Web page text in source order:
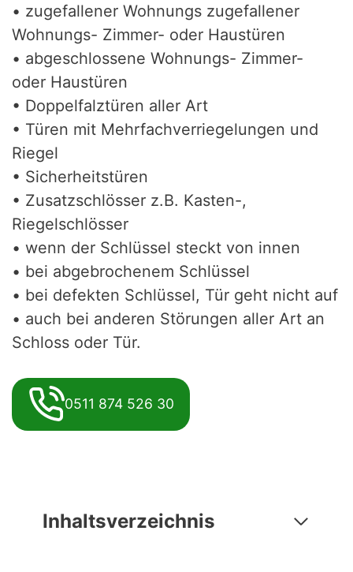
• zugefallener Wohnungs zugefallener
Wohnungs- Zimmer- oder Haustüren
• abgeschlossene Wohnungs- Zimmer-
oder Haustüren
• Doppelfalztüren aller Art
• Türen mit Mehrfachverriegelungen und
Riegel
• Sicherheitstüren
• Zusatzschlösser z.B. Kasten-,
Riegelschlösser
• wenn der Schlüssel steckt von innen
• bei abgebrochenem Schlüssel
• bei defekten Schlüssel, Tür geht nicht auf
• auch bei anderen Störungen aller Art an
Schloss oder Tür.
0511 874 526 30
Inhaltsverzeichnis